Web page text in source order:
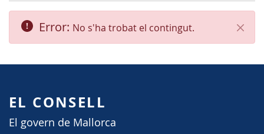
Tanca
Error: No s'ha trobat el contingut.
EL CONSELL
El govern de Mallorca